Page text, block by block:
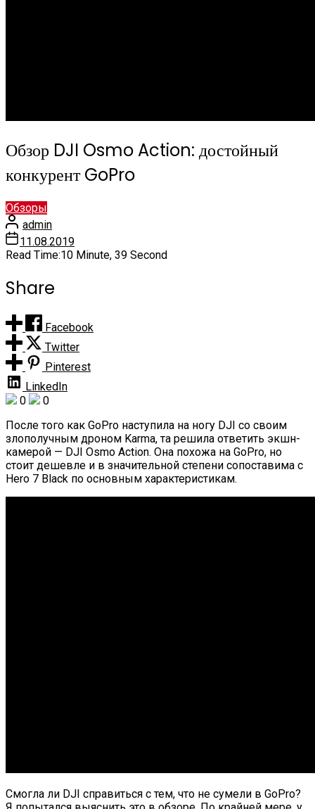
Обзор DJI Osmo Action: достойный
конкурент GoPro
Обзоры
admin
11.08.2019
Read Time:10 Minute, 39 Second
Share
Facebook
Twitter
Pinterest
LinkedIn
0
0
После того как GoPro наступила на ногу DJI со своим
злополучным дроном Karma, та решила ответить экшн-
камерой — DJI Osmo Action. Она похожа на GoPro, но
стоит дешевле и в значительной степени сопоставима с
Hero 7 Black по основным характеристикам.
Смогла ли DJI справиться с тем, что не сумели в GoPro?